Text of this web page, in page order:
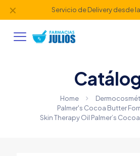
Servicio de Delivery desde
✕
Home
Palmer's Cocoa Butter
Skin Therapy Oil Palmer’s